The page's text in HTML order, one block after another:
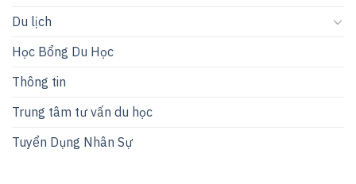
Du lịch
Học Bổng Du Học
Thông tin
Trung tâm tư vấn du học
Tuyển Dụng Nhân Sự